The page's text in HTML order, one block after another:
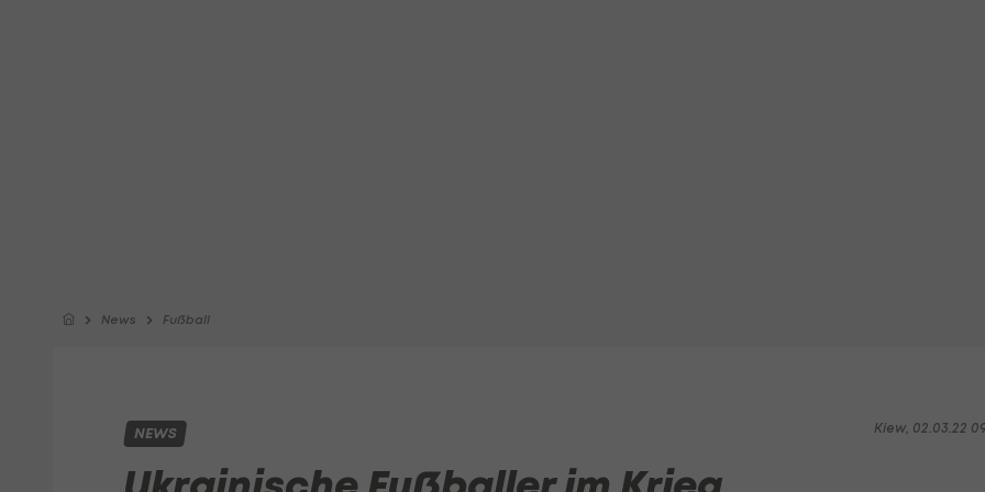
News Fußball
Kiew, 02.03.22
NEWS